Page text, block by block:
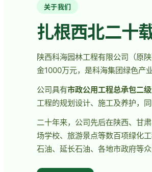
关于我们
扎根西北二十
陕西科海园林工程有限公司（原
金1000万元，是科海集团绿色产
公司具有市政公用工程总承包二
工程的规划设计、施工及养护，
二十年来，公司先后在陕西、甘
场学校、旅游景点等数百项绿化
石油、延长石油、各地市政府等众